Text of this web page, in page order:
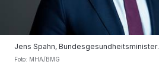
Jens Spahn, Bundesgesundheitsminister.
Foto: MHA/BMG